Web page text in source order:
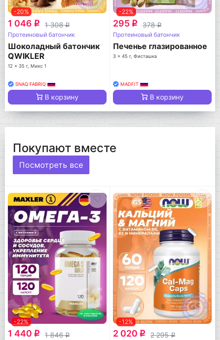
-20%
1 046 q 1 308q
Протеиновый батончик
Шоколадный батончик
QWIKLER
12 x 35 г, Микс 1
SNAQ FABRIQ
В корзину
-22%
295 q 378q
Протеиновый батончик
Печенье глазированное
3 x 45 г, Фисташка
MADFIT
В корзину
Покупают вместе
Посмотреть все
-22%
1 440 q 1 846q
-12%
2 020 q 2 295q